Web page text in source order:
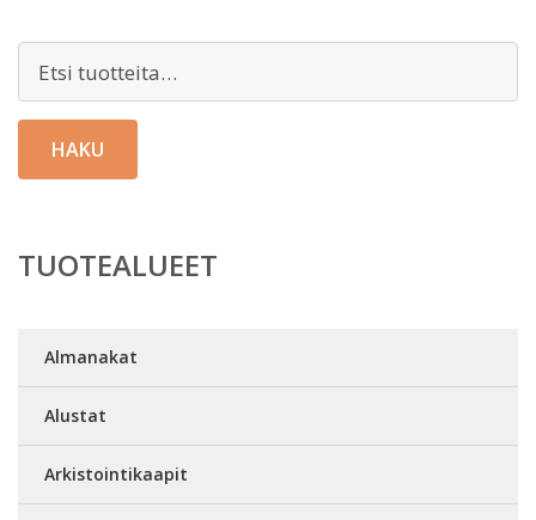
HAKU
TUOTEALUEET
Almanakat
Alustat
Arkistointikaapit